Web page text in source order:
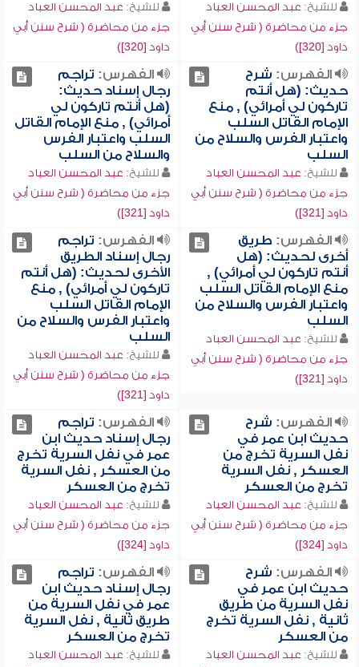
للشيخ: عبد المحسن العباد
جزء من محاضرة ( شرح سنن أبي
داود [320])
للشيخ: عبد المحسن العباد
جزء من محاضرة ( شرح سنن أبي
داود [320])
الفهرس: شرح
حديث: (هل أنتم
تاركون لي أمرائي) , منع
الإمام القاتل السلب
واعتبار الفرس والسلاح من
السلب
للشيخ: عبد المحسن العباد
جزء من محاضرة ( شرح سنن أبي
داود [321])
الفهرس: تراجم
رجال إسناد حديث:
(هل أنتم تاركون لي
أمرائي) , منع الإمام القاتل
السلب واعتبار الفرس
والسلاح من السلب
للشيخ: عبد المحسن العباد
جزء من محاضرة ( شرح سنن أبي
داود [321])
الفهرس: طريق
أخرى لحديث: (هل
أنتم تاركون لي أمرائي) ,
منع الإمام القاتل السلب
واعتبار الفرس والسلاح من
السلب
للشيخ: عبد المحسن العباد
جزء من محاضرة ( شرح سنن أبي
داود [321])
الفهرس: تراجم
رجال إسناد الطريق
الأخرى لحديث: (هل أنتم
تاركون لي أمرائي) , منع
الإمام القاتل السلب
واعتبار الفرس والسلاح من
السلب
للشيخ: عبد المحسن العباد
جزء من محاضرة ( شرح سنن أبي
داود [321])
الفهرس: شرح
حديث ابن عمر في
نفل السرية تخرج من
العسكر , نفل السرية
تخرج من العسكر
للشيخ: عبد المحسن العباد
جزء من محاضرة ( شرح سنن أبي
داود [324])
الفهرس: تراجم
رجال إسناد حديث ابن
عمر في نفل السرية تخرج
من العسكر , نفل السرية
تخرج من العسكر
للشيخ: عبد المحسن العباد
جزء من محاضرة ( شرح سنن أبي
داود [324])
الفهرس: شرح
حديث ابن عمر في
نفل السرية من طريق
ثانية , نفل السرية تخرج
من العسكر
للشيخ: عبد المحسن العباد
الفهرس: تراجم
رجال إسناد حديث ابن
عمر في نفل السرية من
طريق ثانية , نفل السرية
تخرج من العسكر
للشيخ: عبد المحسن العباد